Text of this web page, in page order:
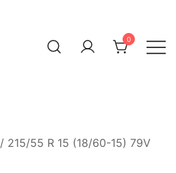
0
/ 215/55 R 15 (18/60-15) 79V